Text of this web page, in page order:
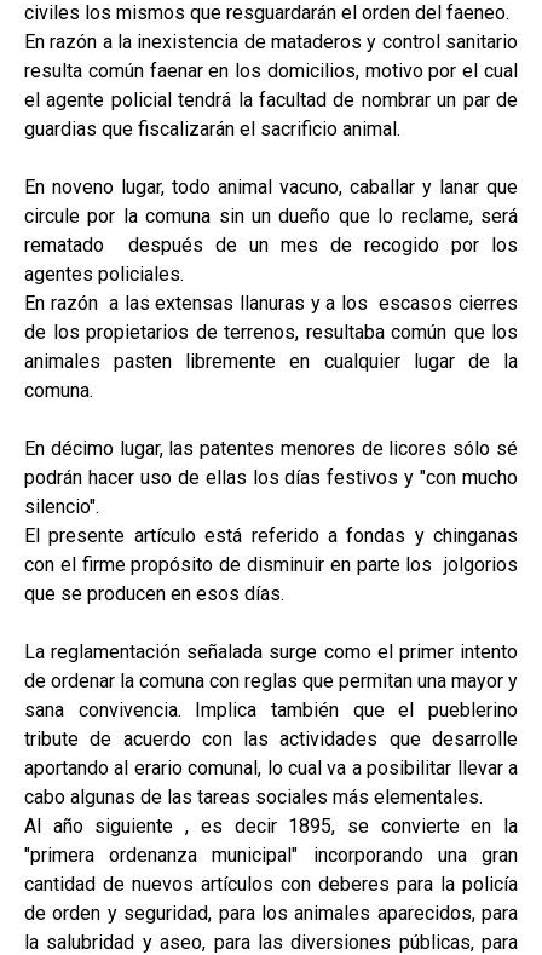
civiles los mismos que resguardarán el orden del faeneo.
En razón a la inexistencia de mataderos y control sanitario
resulta común faenar en los domicilios, motivo por el cual
el agente policial tendrá la facultad de nombrar un par de
guardias que fiscalizarán el sacrificio animal.
En noveno lugar, todo animal vacuno, caballar y lanar que
circule por la comuna sin un dueño que lo reclame, será
rematado después de un mes de recogido por los
agentes policiales.
En razón a las extensas llanuras y a los escasos cierres
de los propietarios de terrenos, resultaba común que los
animales pasten libremente en cualquier lugar de la
comuna.
En décimo lugar, las patentes menores de licores sólo sé
podrán hacer uso de ellas los días festivos y "con mucho
silencio".
El presente artículo está referido a fondas y chinganas
con el firme propósito de disminuir en parte los jolgorios
que se producen en esos días.
La reglamentación señalada surge como el primer intento
de ordenar la comuna con reglas que permitan una mayor y
sana convivencia. Implica también que el pueblerino
tribute de acuerdo con las actividades que desarrolle
aportando al erario comunal, lo cual va a posibilitar llevar a
cabo algunas de las tareas sociales más elementales.
Al año siguiente , es decir 1895, se convierte en la
"primera ordenanza municipal" incorporando una gran
cantidad de nuevos artículos con deberes para la policía
de orden y seguridad, para los animales aparecidos, para
la salubridad y aseo, para las diversiones públicas, para